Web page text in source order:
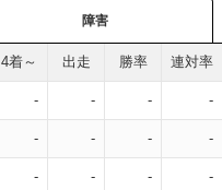
障害
4着～ 出走 勝率 連対率
- - - -
- - - -
- - - -